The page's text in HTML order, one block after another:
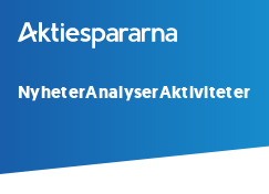
NyheterAnalyserAktiviteter